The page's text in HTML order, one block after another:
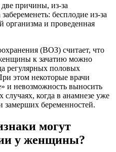
причины, из-за
бесплодие из-за
организма и проведенная
(ВОЗ) считает, что
к зачатию можно
регулярных половых
этом некоторые врачи
и невозможность выносить
случаях, когда в анамнезе уже
замерших беременностей.
могут
у женщины?